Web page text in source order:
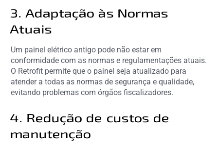
3. Adaptação às Normas
Atuais
Um painel elétrico antigo pode não estar em
conformidade com as normas e regulamentações atuais.
O Retrofit permite que o painel seja atualizado para
atender a todas as normas de segurança e qualidade,
evitando problemas com órgãos fiscalizadores.
4. Redução de custos de
manutenção